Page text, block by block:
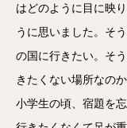
はどのように目に映
うに思いました。そ
の国に行きたい。そ
きたくない場所なの
小学生の頃、宿題を